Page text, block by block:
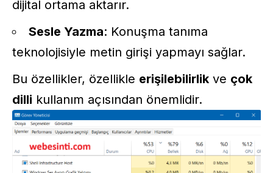
dijital ortama aktarır.
Sesle Yazma: Konuşma tanıma
teknolojisiyle metin girişi yapmayı sağlar.
Bu özellikler, özellikle erişilebilirlik ve çok
dilli kullanım açısından önemlidir.